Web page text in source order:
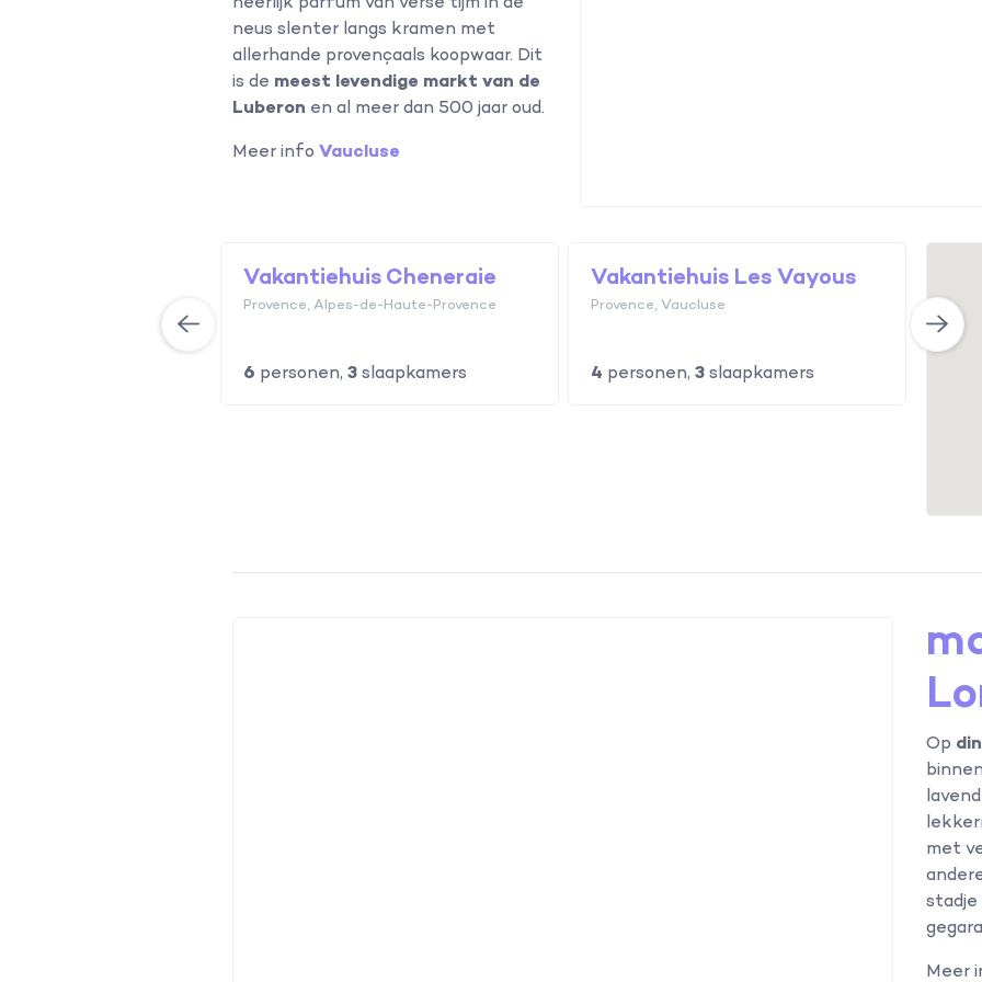
neus slenter langs kramen met
allerhande provençaals koopwaar. Dit
is de meest levendige markt van de
Luberon en al meer dan 500 jaar oud.
Meer info Vaucluse
Vakantiehuis Cheneraie
Provence, Alpes-de-Haute-Provence
6 personen, 3slaapkamers
Vakantiehuis Les Vayous
Provence, Vaucluse
4 personen, 3slaapkamers
Op
met
Meer